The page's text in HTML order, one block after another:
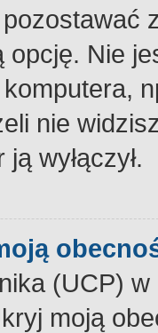
opcję. Nie
nie
wyłączył.
(UCP) w
moją